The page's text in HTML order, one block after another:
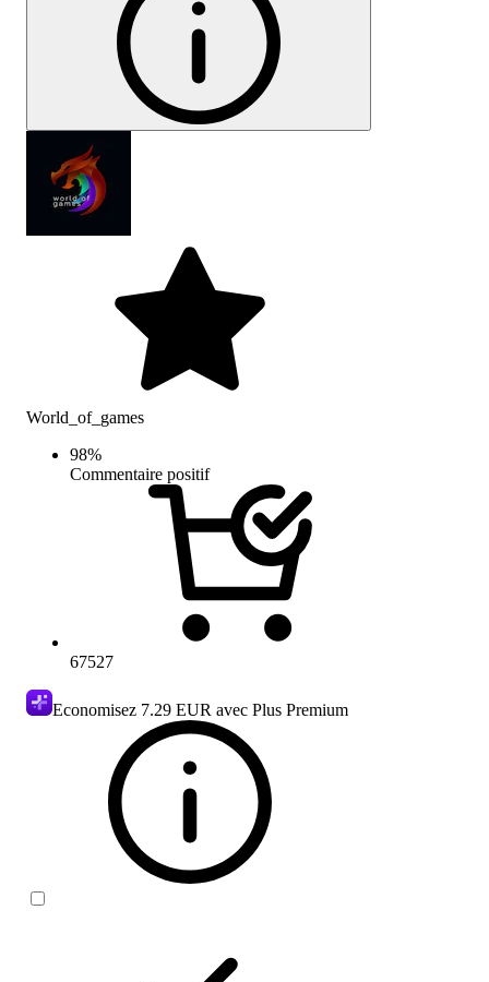
World_of_games
98%
Commentaire positif
67527
Economisez 7.29 EUR avec Plus Premium